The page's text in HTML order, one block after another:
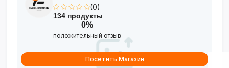
(0)
134 продукты
0%
положительный отзыв
Посетить Магазин